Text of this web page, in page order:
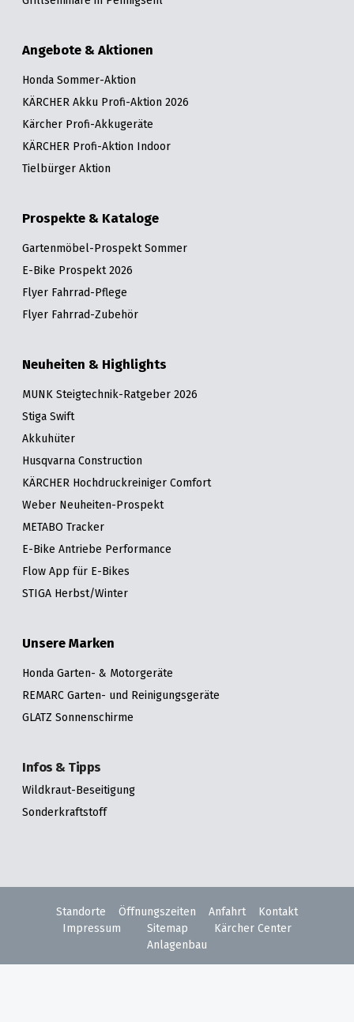
Angebote & Aktionen
Honda Sommer-Aktion
KÄRCHER Akku Profi-Aktion 2026
Kärcher Profi-Akkugeräte
KÄRCHER Profi-Aktion Indoor
Tielbürger Aktion
Prospekte & Kataloge
Gartenmöbel-Prospekt Sommer
E-Bike Prospekt 2026
Flyer Fahrrad-Pflege
Flyer Fahrrad-Zubehör
Neuheiten & Highlights
MUNK Steigtechnik-Ratgeber 2026
Stiga Swift
Akkuhüter
Husqvarna Construction
KÄRCHER Hochdruckreiniger Comfort
Weber Neuheiten-Prospekt
METABO Tracker
E-Bike Antriebe Performance
Flow App für E-Bikes
STIGA Herbst/Winter
Unsere Marken
Honda Garten- & Motorgeräte
REMARC Garten- und Reinigungsgeräte
GLATZ Sonnenschirme
Infos & Tipps
Wildkraut-Beseitigung
Sonderkraftstoff
Standorte Öffnungszeiten Anfahrt
Kontakt
Impressum
Sitemap
Kärcher Center
Anlagenbau